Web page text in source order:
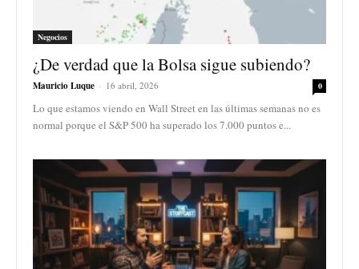
Negocios
¿De verdad que la Bolsa sigue subiendo?
Mauricio Luque - 16 abril, 2026 0
Lo que estamos viendo en Wall Street en las últimas semanas no es
normal porque el S&P 500 ha superado los 7.000 puntos e...